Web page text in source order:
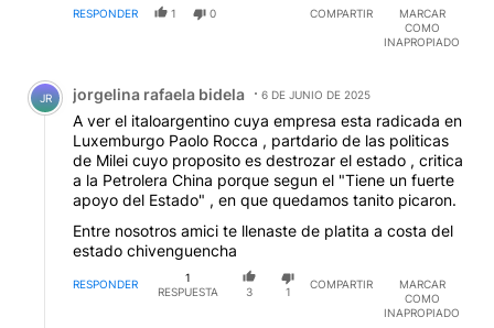
RESPONDER 1 0 COMPARTIR
MARCAR
COMO
INAPROPIADO
Comentario de jorgelina rafaela bidela.
JR jorgelina rafaela bidela 6 DE JUNIO DE 2025
A ver el italoargentino cuya empresa esta radicada en
Luxemburgo Paolo Rocca , partdario de las politicas
de Milei cuyo proposito es destrozar el estado , critica
a la Petrolera China porque segun el "Tiene un fuerte
apoyo del Estado" , en que quedamos tanito picaron.
Entre nosotros amici te llenaste de platita a costa del
estado chivenguencha
RESPONDER
1
RESPUESTA
3 1
COMPARTIR
MARCAR
COMO
INAPROPIADO